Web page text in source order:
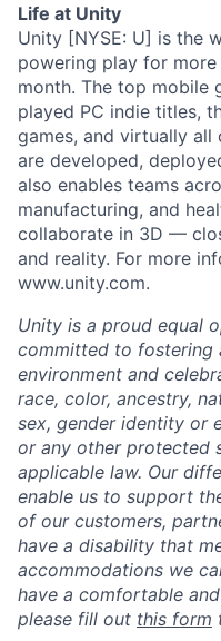
Life at Unity
Unity [NYSE: U] is the
powering play for
month. The top mobile
played PC indie titles,
games, and virtually all
are developed,
also enables teams
manufacturing, and
collaborate in 3D —
and reality. For more
www.unity.com.
Unity is a proud equal
committed to fostering
environment and
race, color, ancestry,
sex, gender identity or
or any other protected
applicable law. Our
enable us to support
of our customers,
have a disability that
accommodations we
have a comfortable
please fill out this form